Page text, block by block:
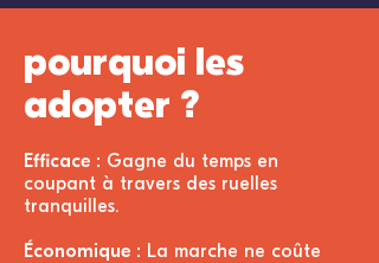
pourquoi les
adopter ?
Efficace : Gagne du temps en
coupant à travers des ruelles
tranquilles.
Économique : La marche ne coûte